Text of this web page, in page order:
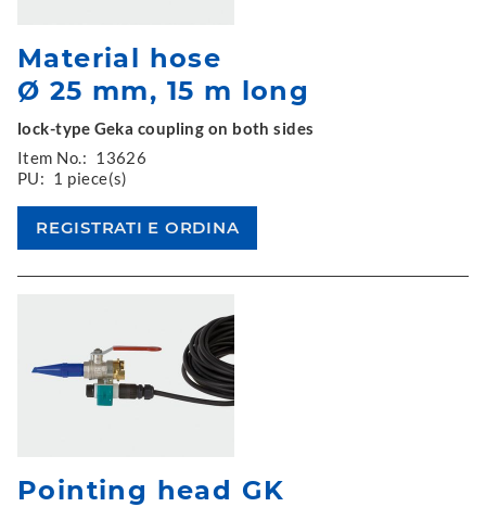
Material hose
Ø 25 mm, 15 m long
lock-type Geka coupling on both sides
Item No.: 13626
PU: 1 piece(s)
Pointing head GK